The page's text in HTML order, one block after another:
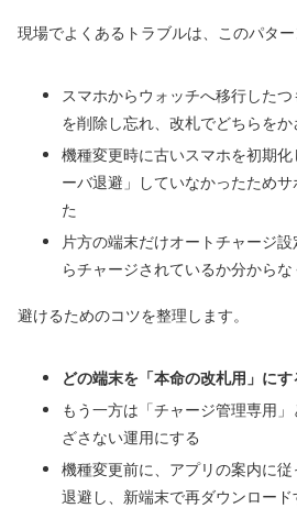
現場でよくあるトラブルは、このパター
スマホからウォッチへ移行した
を削除し忘れ、改札でどちらを
機種変更時に古いスマホを初期
ーバ退避」していなかったため
た
片方の端末だけオートチャージ
らチャージされているか分からな
避けるためのコツを整理します。
どの端末を「本命の改札用」に
もう一方は「チャージ管理専用
ざさない運用にする
機種変更前に、アプリの案内に
退避し、新端末で再ダウンロード